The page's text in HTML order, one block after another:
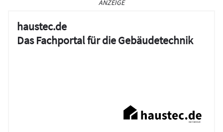
ANZEIGE
haustec.de
Das Fachportal für die Gebäudetechnik